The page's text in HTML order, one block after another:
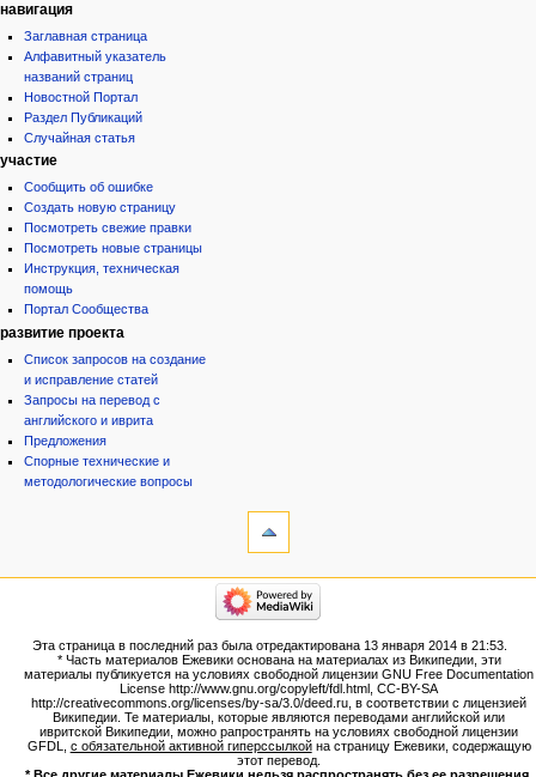
навигация
Заглавная страница
Алфавитный указатель
названий страниц
Новостной Портал
Раздел Публикаций
Случайная статья
участие
Сообщить об ошибке
Создать новую страницу
Посмотреть свежие правки
Посмотреть новые страницы
Инструкция, техническая
помощь
Портал Сообщества
развитие проекта
Список запросов на создание
и исправление статей
Запросы на перевод с
английского и иврита
Предложения
Спорные технические и
методологические вопросы
Версия
для
Постоянная
ссылка
Сведения
о странице
категории
Народ
Проекты
Проекты/Участники/
дополнения
Публикации:Авторы
Публикации:Статьи по типу
Темы
Эта страница в последний раз была отредактирована 13 января 2014 в 21:53.
* Часть материалов Ежевики основана на материалах из Википедии, эти
материалы публикуется на условиях свободной лицензии GNU Free Documentation
License http://www.gnu.org/copyleft/fdl.html, CC-BY-SA
http://creativecommons.org/licenses/by-sa/3.0/deed.ru, в соответствии с лицензией
Википедии. Те материалы, которые являются переводами английской или
ивритской Википедии, можно рапространять на условиях свободной лицензии
GFDL, с обязательной активной гиперссылкойна страницу Ежевики, содержащую
этот перевод.